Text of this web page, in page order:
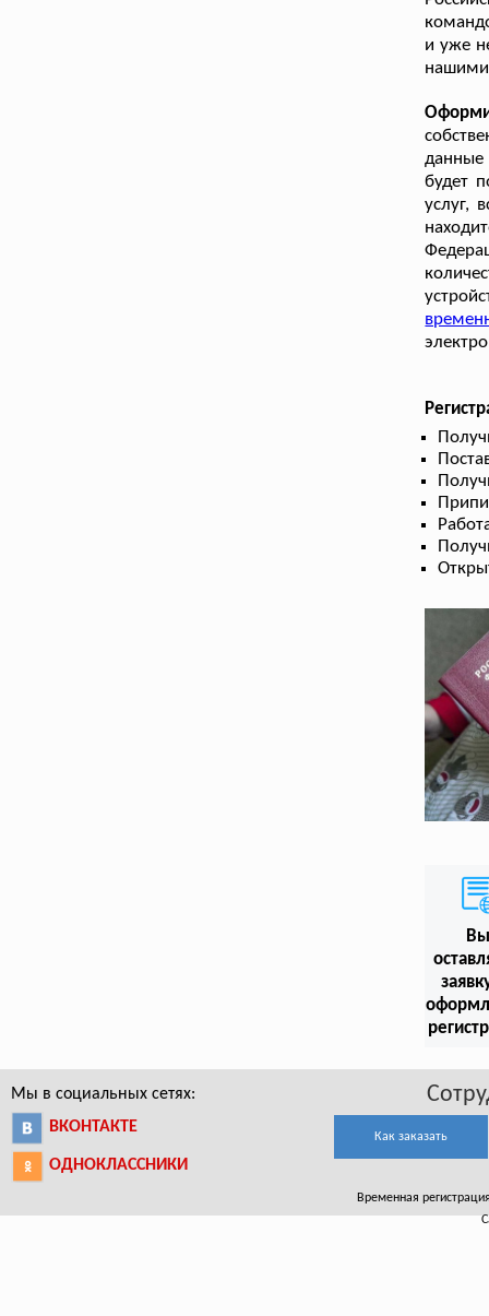
и уже
нашими
данные
будет
услуг,
Вы
Мы в социальных сетях:
ВКОНТАКТЕ
ОДНОКЛАССНИКИ
Как заказать
Временная